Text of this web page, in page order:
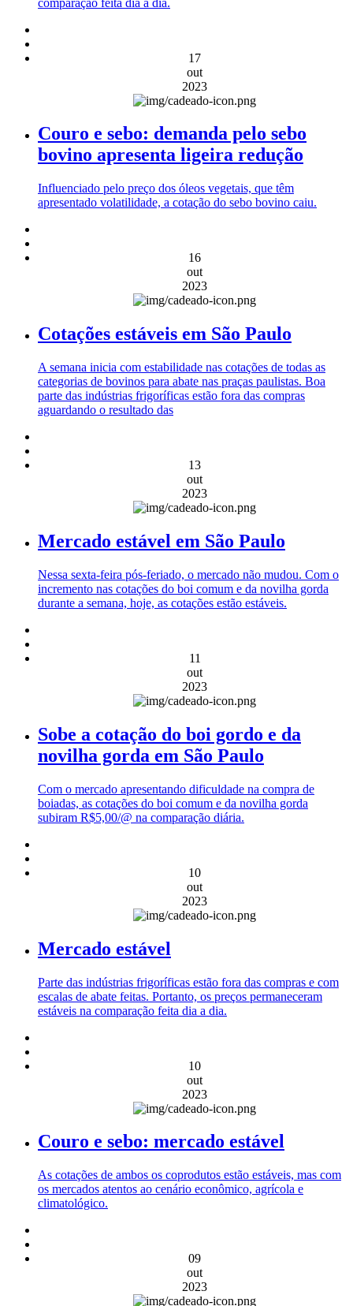
17
out
2023
Couro e sebo: demanda pelo sebo
bovino apresenta ligeira redução
Influenciado pelo preço dos óleos vegetais, que têm
apresentado volatilidade, a cotação do sebo bovino caiu.
16
out
2023
Cotações estáveis em São Paulo
A semana inicia com estabilidade nas cotações de todas as
categorias de bovinos para abate nas praças paulistas. Boa
parte das indústrias frigoríficas estão fora das compras
aguardando o resultado das
13
out
2023
Mercado estável em São Paulo
Nessa sexta-feira pós-feriado, o mercado não mudou. Com o
incremento nas cotações do boi comum e da novilha gorda
durante a semana, hoje, as cotações estão estáveis.
11
out
2023
Sobe a cotação do boi gordo e da
novilha gorda em São Paulo
Com o mercado apresentando dificuldade na compra de
boiadas, as cotações do boi comum e da novilha gorda
subiram R$5,00/@ na comparação diária.
10
out
2023
Mercado estável
Parte das indústrias frigoríficas estão fora das compras e com
escalas de abate feitas. Portanto, os preços permaneceram
estáveis na comparação feita dia a dia.
10
out
2023
Couro e sebo: mercado estável
As cotações de ambos os coprodutos estão estáveis, mas com
os mercados atentos ao cenário econômico, agrícola e
climatológico.
09
out
2023